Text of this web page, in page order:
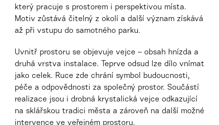
který pracuje s prostorem i perspektivou místa.
Motiv zůstává čitelný z okolí a další význam získává
až při vstupu do samotného parku.
Uvnitř prostoru se objevuje vejce – obsah hnízda a
druhá vrstva instalace. Teprve odsud lze dílo vnímat
jako celek. Ruce zde chrání symbol budoucnosti,
péče a odpovědnosti za společný prostor. Součástí
realizace jsou i drobná krystalická vejce odkazující
na sklářskou tradici města a zároveň na další možné
intervence ve veřejném prostoru.